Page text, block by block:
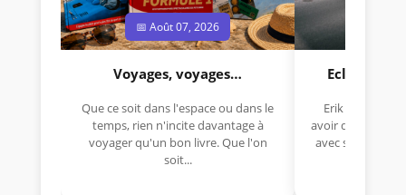
📅 Août 07, 2026
Voyages, voyages…
Que ce soit dans l'espace ou dans le
temps, rien n'incite davantage à
voyager qu'un bon livre. Que l'on
soit...
Eclectica
Erik Comas,
avoir déjà
avec sa Lancia